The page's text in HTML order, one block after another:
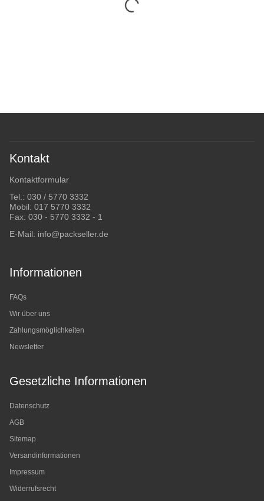
Kontakt
Kontaktformular
Tel.: 030 / 5770 3332
Mobil: 017 5770 3332
Fax: 030 - 5770 3332 - 1
E-Mail: info@packseller.de
Informationen
FAQs
Wir über uns
Zahlungsmöglichkeiten
Newsletter
Gesetzliche Informationen
Datenschutz
AGB
Sitemap
Versandinformationen
Impressum
Widerrufsrecht